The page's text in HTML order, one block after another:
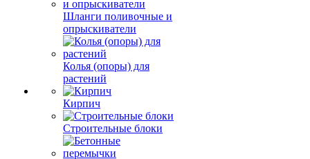
Шланги поливочные и
опрыскиватели
Колья (опоры) для
растений
Кирпич
Строительные блоки